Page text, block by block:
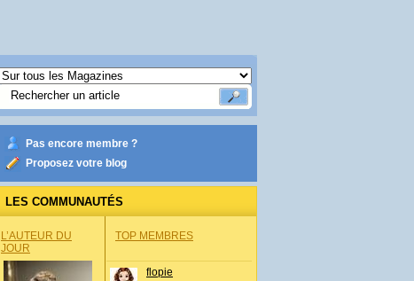
Pas encore membre ?
Proposez votre blog
LES COMMUNAUTÉS
L’AUTEUR DU
JOUR
TOP MEMBRES
flopie